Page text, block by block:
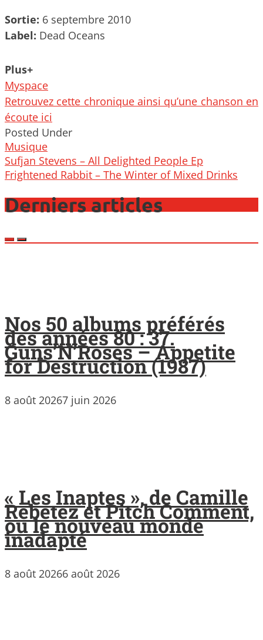
Sortie: 6 septembre 2010
Label: Dead Oceans
Plus+
Myspace
Retrouvez cette chronique ainsi qu’une chanson en
écoute ici
Posted Under
Musique
Post
navigation
Sufjan Stevens – All Delighted People Ep
Frightened Rabbit – The Winter of Mixed Drinks
Derniers articles
Nos 50 albums préférés
des années 80 : 37.
Guns’N’Roses – Appetite
for Destruction (1987)
8 août 20267 juin 2026
« Les Inaptes », de Camille
Rebetez et Pitch Comment,
ou le nouveau monde
inadapté
8 août 20266 août 2026